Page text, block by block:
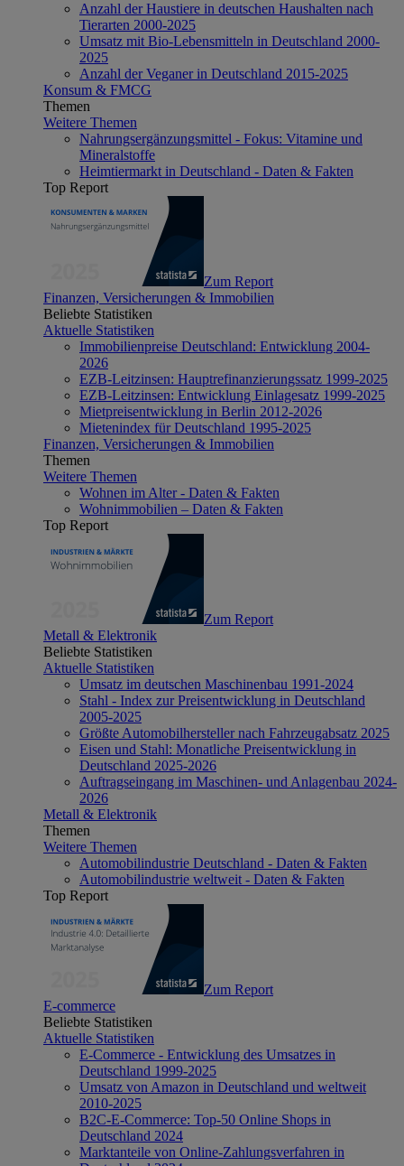
Anzahl der Haustiere in deutschen Haushalten nach
Tierarten 2000-2025
Umsatz mit Bio-Lebensmitteln in Deutschland 2000-
2025
Anzahl der Veganer in Deutschland 2015-2025
Konsum & FMCG
Themen
Weitere Themen
Nahrungsergänzungsmittel - Fokus: Vitamine und
Mineralstoffe
Heimtiermarkt in Deutschland - Daten & Fakten
Top Report
Zum Report
Finanzen, Versicherungen & Immobilien
Beliebte Statistiken
Aktuelle Statistiken
Immobilienpreise Deutschland: Entwicklung 2004-
2026
EZB-Leitzinsen: Hauptrefinanzierungssatz 1999-2025
EZB-Leitzinsen: Entwicklung Einlagesatz 1999-2025
Mietpreisentwicklung in Berlin 2012-2026
Mietenindex für Deutschland 1995-2025
Finanzen, Versicherungen & Immobilien
Themen
Weitere Themen
Wohnen im Alter - Daten & Fakten
Wohnimmobilien – Daten & Fakten
Top Report
Zum Report
Metall & Elektronik
Beliebte Statistiken
Aktuelle Statistiken
Umsatz im deutschen Maschinenbau 1991-2024
Stahl - Index zur Preisentwicklung in Deutschland
2005-2025
Größte Automobilhersteller nach Fahrzeugabsatz 2025
Eisen und Stahl: Monatliche Preisentwicklung in
Deutschland 2025-2026
Auftragseingang im Maschinen- und Anlagenbau 2024-
2026
Metall & Elektronik
Themen
Weitere Themen
Automobilindustrie Deutschland - Daten & Fakten
Automobilindustrie weltweit - Daten & Fakten
Top Report
Zum Report
E-commerce
Beliebte Statistiken
Aktuelle Statistiken
E-Commerce - Entwicklung des Umsatzes in
Deutschland 1999-2025
Umsatz von Amazon in Deutschland und weltweit
2010-2025
B2C-E-Commerce: Top-50 Online Shops in
Deutschland 2024
Marktanteile von Online-Zahlungsverfahren in